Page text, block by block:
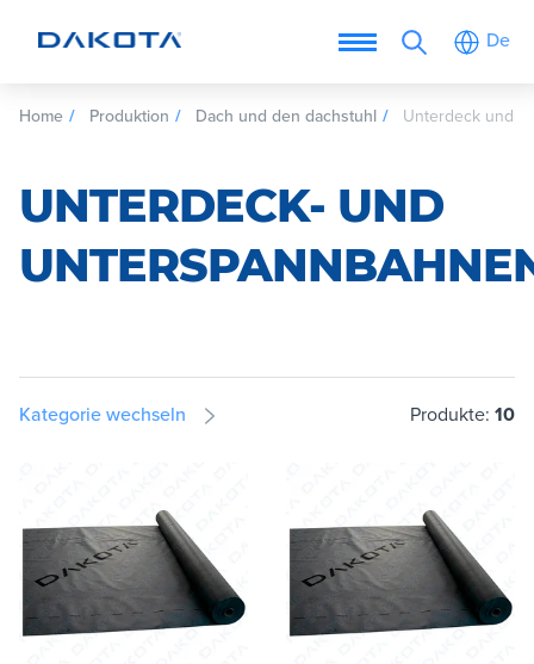
De
Home Produktion Dach und den dachstuhl Unterdeck und
UNTERDECK- UND
Kategorie wechseln Produkte: 10